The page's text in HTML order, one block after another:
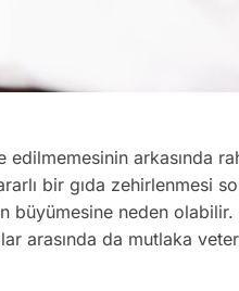
arkasında
bir gıda zehirlenmesi
büyümesine neden olabilir.
arasında da mutlaka